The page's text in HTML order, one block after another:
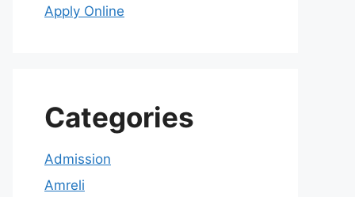
Apply Online
Categories
Admission
Amreli